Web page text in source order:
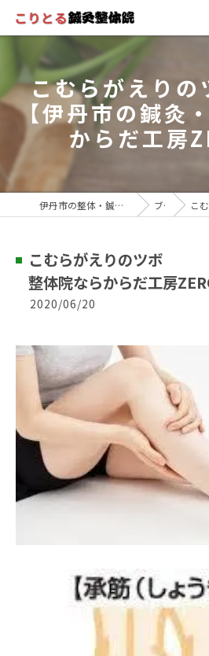
こむらがえ
【伊丹市の鍼灸
からだ工房
伊丹市の整体・鍼灸院ならこりとる鍼灸整体院 ブログ こむら
こむらがえりのツボ
整体院ならからだ工房
2020/06/20